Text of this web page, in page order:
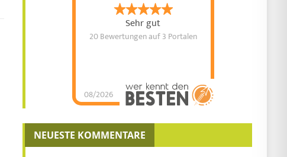
Sehr gut
20 Bewertungenauf 3 Portalen
08/2026
NEUESTE KOMMENTARE